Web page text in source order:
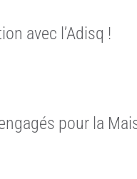
avec l’Adisq !
pour la